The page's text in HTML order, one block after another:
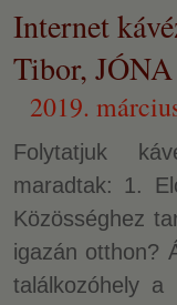
Internet
Tibor,
2019.
Folytatjuk
maradtak: 1.
Közösséghez
igazán otthon?
találkozóhely